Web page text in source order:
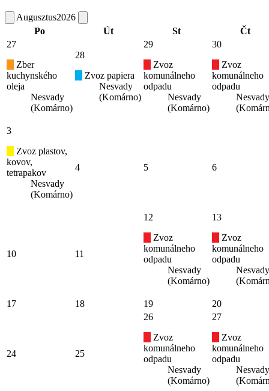
Augusztus2026
Po
Út St
Čt
27
Zber
kuchynského
oleja
Nesvady
(Komárno)
28
Zvoz papiera
Nesvady
(Komárno)
29
Zvoz
komunálneho
odpadu
Nesvady
(Komárno)
30
Zvoz
komunálneho
odpadu
Nesvady
3
Zvoz plastov,
kovov,
tetrapakov
Nesvady
(Komárno)
4 5 6
10 11
12
Zvoz
komunálneho
odpadu
Nesvady
(Komárno)
13
Zvoz
komunálneho
odpadu
Nesvady
17 18 19 20
24 25
26
Zvoz
komunálneho
odpadu
Nesvady
(Komárno)
27
Zvoz
komunálneho
odpadu
Nesvady